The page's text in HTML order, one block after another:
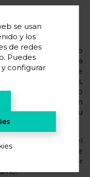
el de que este sitio
y cumpla la
pero no se
errores tipográficos,
contener el sitio
contenida en
o anomalías en su
el sitio web y el
se hace responsable
al sitio web o por
se usan
y los
de redes
Puedes
configurar